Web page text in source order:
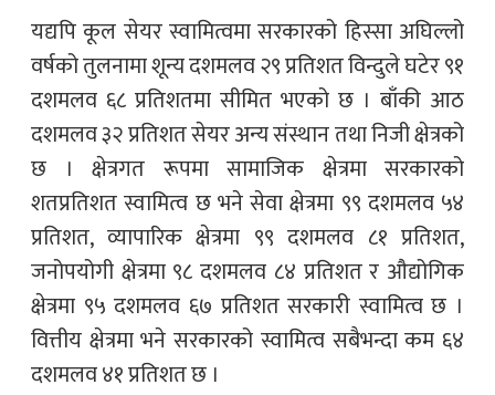
यद्यपि कूल सेयर स्वामित्वमा सरकारको हिस्सा अघिल्लो
वर्षको तुलनामा शून्य दशमलव २९ प्रतिशत विन्दुले घटेर ९१
दशमलव ६८ प्रतिशतमा सीमित भएको छ । बाँकी आठ
दशमलव ३२ प्रतिशत सेयर अन्य संस्थान तथा निजी क्षेत्रको
छ । क्षेत्रगत रूपमा सामाजिक क्षेत्रमा सरकारको
शतप्रतिशत स्वामित्व छ भने सेवा क्षेत्रमा ९९ दशमलव ५४
प्रतिशत, व्यापारिक क्षेत्रमा ९९ दशमलव ८१ प्रतिशत,
जनोपयोगी क्षेत्रमा ९८ दशमलव ८४ प्रतिशत र औद्योगिक
क्षेत्रमा ९५ दशमलव ६७ प्रतिशत सरकारी स्वामित्व छ ।
वित्तीय क्षेत्रमा भने सरकारको स्वामित्व सबैभन्दा कम ६४
दशमलव ४१ प्रतिशत छ ।